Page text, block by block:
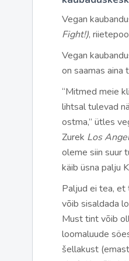
Vegan
Fight!),
Vegan
on saamas aina
“Mitmed meie
lihtsal tulevad
ostma,” ütles
Zurek Los
oleme siin suur
käib üsna palju
Paljud ei tea,
võib sisaldada
Must tint võib
loomaluude
šellakust